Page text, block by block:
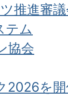
推進審
テム
協会
2026を